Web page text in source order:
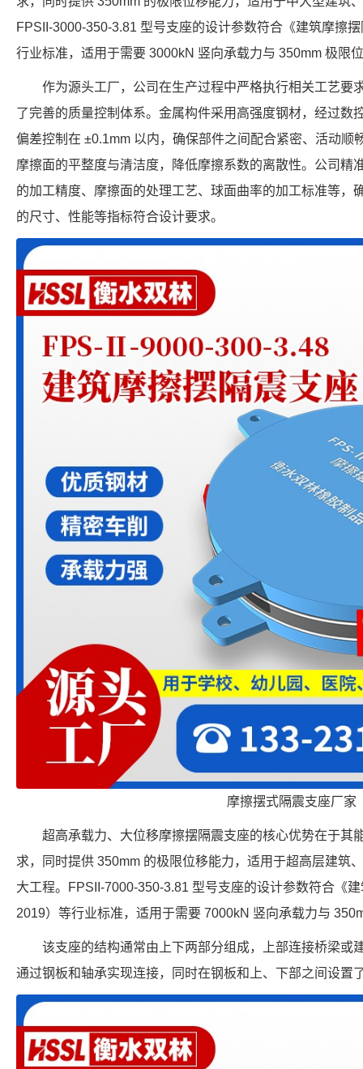
FPSII-3000-350-3.81 型号支座的设计参数符合《建筑摩擦
行业标准，适用于需要 3000kN 竖向承载力与 350mm 极限
作为源头工厂，公司在生产过程中严格执行相关工艺要
了完善的质量控制体系。金属构件采用高强度钢材，经过数
偏差控制在 ±0.1mm 以内，确保部件之间配合紧密、活动顺
摩擦面的平整度与清洁度，降低摩擦系数的离散性。公司精
的加工精度、摩擦面的处理工艺、球面曲率的加工标准等，
的尺寸、性能等指标符合设计要求。
摩擦摆式隔震支座厂家
超高承载力、大位移摩擦摆隔震支座的核心优势在于其
求，同时提供 350mm 的极限位移能力，适用于超高层建筑
大工程。FPSII-7000-350-3.81 型号支座的设计参数符合《
2019）等行业标准，适用于需要 7000kN 竖向承载力与
该支座的结构通常由上下两部分组成，上部连接桥梁或
通过钢板和轴承实现连接，同时在钢板和上、下部之间设置